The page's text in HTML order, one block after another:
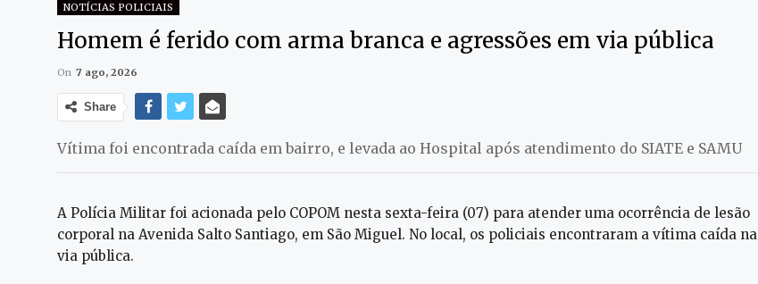
NOTÍCIAS POLICIAIS
Homem é ferido com arma branca e agressões em via pública
On 7 ago, 2026
Share
Vítima foi encontrada caída em bairro, e levada ao Hospital após atendimento do SIATE e SAMU
A Polícia Militar foi acionada pelo COPOM nesta sexta-feira (07) para atender uma ocorrência de lesão
corporal na Avenida Salto Santiago, em São Miguel. No local, os policiais encontraram a vítima caída na
via pública.